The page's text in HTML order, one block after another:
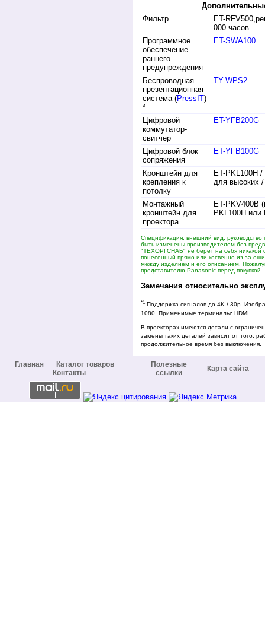
Фильтр
ET-
000 часов
Программное
обеспечение
раннего
предупреждения
ET-SWA100
Беспроводная
презентационная
система (PressIT)
³
TY-WPS2
Цифровой
коммутатор-
свитчер
ET-YFB200G
Цифровой блок
сопряжения
ET-YFB100G
Кронштейн для
крепления к
потолку
ET-PKL100H /
для высоких /
Монтажный
кронштейн для
проектора
ET-PKV400B
PKL100H или
Спецификация, внешний вид, руководство
быть изменены производителем без
"ТЕХОРГСНАБ" не берет на себя никакой
понесенный прямо или косвенно из-за
между изделием и его описанием.
представителю Panasonic перед покупкой.
Замечания относительно
*1 Поддержка сигналов до 4K / 30p.
1080. Применимые терминалы: HDMI.
В проекторах имеются детали с
замены таких деталей зависит от того,
продолжительное время без выключения.
Главная
Каталог товаров
Контакты
Полезные
ссылки
Карта сайта